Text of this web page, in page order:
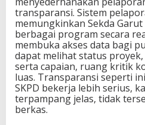
transparansi. Sistem
memungkinkan Sekda
berbagai program secara
membuka akses data bagi
dapat melihat status
serta capaian, ruang kritik
luas. Transparansi seperti
SKPD bekerja lebih serius,
terpampang jelas, tidak
berkas.